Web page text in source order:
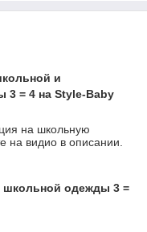
и
3 = 4 на Style-Baby
на школьную
на видио в описании.
одежды 3 =